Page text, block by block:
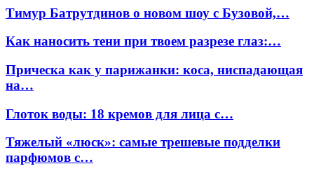
Тимур Батрутдинов о новом шоу с Бузовой,…
Как наносить тени при твоем разрезе глаз:…
Прическа как у парижанки: коса, ниспадающая
на…
Глоток воды: 18 кремов для лица с…
Тяжелый «люск»: самые трешевые подделки
парфюмов с…